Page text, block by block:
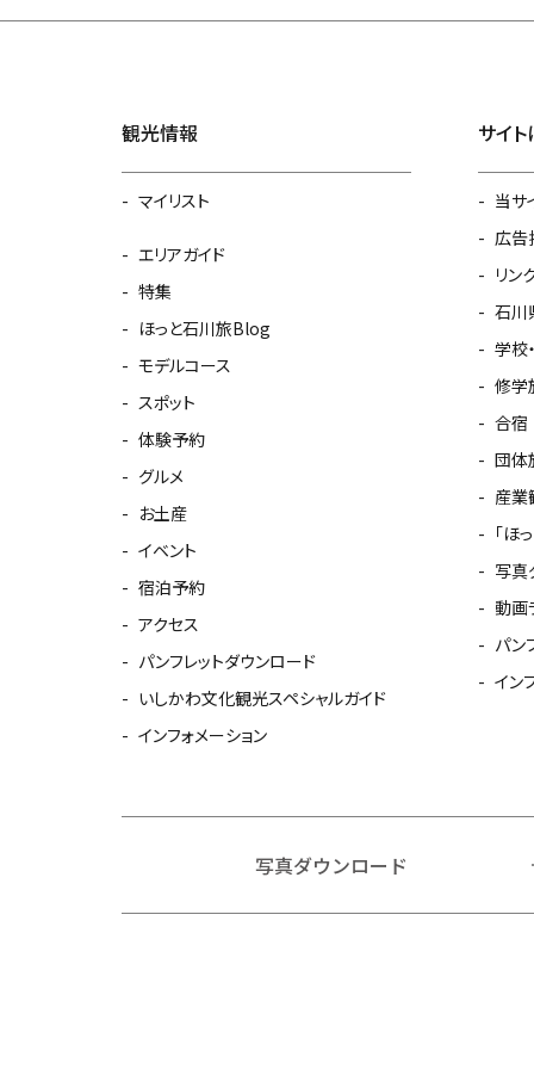
観光情報
マイリスト
エリアガイド
特集
ほっと石川旅Blog
モデルコース
スポット
体験予約
グルメ
お土産
イベント
宿泊予約
アクセス
パンフレットダウンロード
いしかわ文化観光スペシャルガイド
インフォメーション
サイ
当サ
広告
リン
石川
学校
修学
合宿
団体
産業
「ほ
写真
動画
パン
イン
写真ダウンロード